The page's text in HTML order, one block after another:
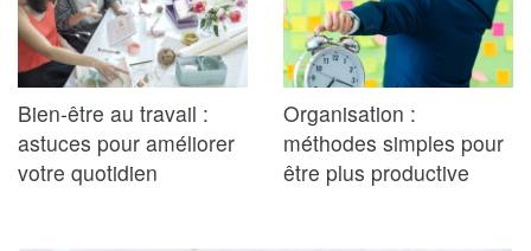
Bien-être au travail :
astuces pour améliorer
votre quotidien
Organisation :
méthodes simples pour
être plus productive